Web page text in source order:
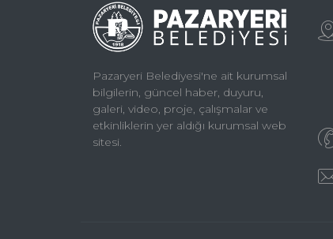
Pazaryeri Belediyesi'ne ait kurumsal
bilgilerin, güncel haber, duyuru,
galeri, video, proje, çalışmalar ve
etkinliklerin yer aldığı kurumsal web
sitesi.